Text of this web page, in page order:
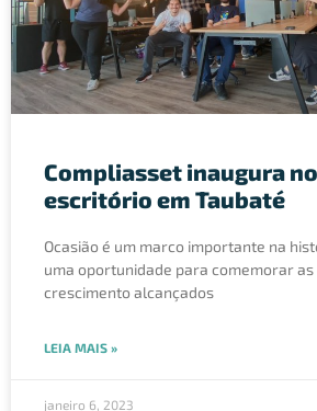
Compliasset inaugura
escritório em Taubaté
Ocasião é um marco importante na
uma oportunidade para comemorar as
crescimento alcançados
LEIA MAIS »
janeiro 6, 2023